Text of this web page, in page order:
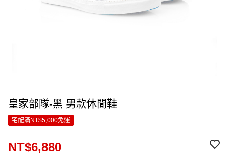
皇家部隊-黑 男款休閒鞋
宅配滿NT$5,000免運
NT$6,880